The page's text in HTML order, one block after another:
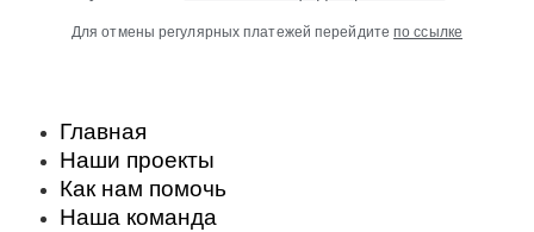
Для отмены регулярных платежей перейдитепо ссылке
Главная
Наши проекты
Как нам помочь
Наша команда